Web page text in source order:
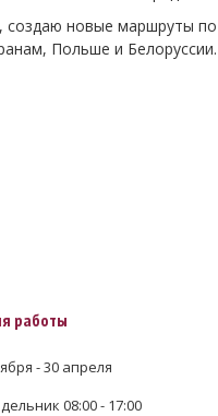
создаю новые маршруты по
Польше и Белоруссии.
работы
- 30 апреля
08:00 - 17:00